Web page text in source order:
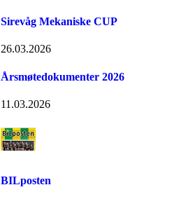
Sirevåg Mekaniske CUP
26.03.2026
Årsmøtedokumenter 2026
11.03.2026
BILposten